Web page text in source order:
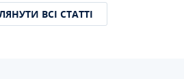
ВСІ СТАТТІ